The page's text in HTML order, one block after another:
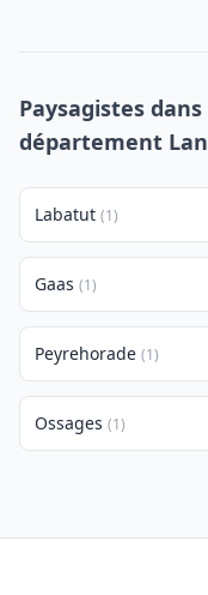
Paysagistes
département
Labatut (1)
Gaas (1)
Peyrehorade (1)
Ossages (1)